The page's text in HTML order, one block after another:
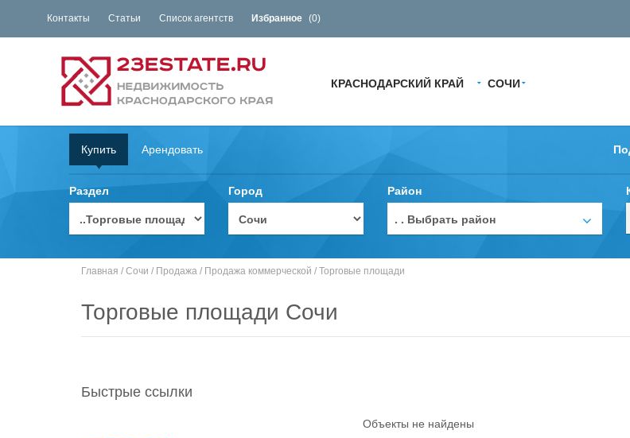
Контакты Статьи Список агентств Избранное (0)
КРАСНОДАРСКИЙ КРАЙ СОЧИ
Купить Арендовать
Раздел Город Район
. . Выбрать район
Главная / Сочи / Продажа / Продажа коммерческой / Торговые площади
Торговые площади Сочи
Быстрые ссылки
Объекты не найдены